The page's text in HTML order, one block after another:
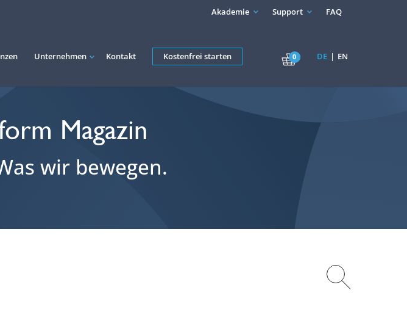
Akademie Support FAQ
Unternehmen Kontakt Kostenfrei starten 0 DE EN
Magazin
wir bewegen.